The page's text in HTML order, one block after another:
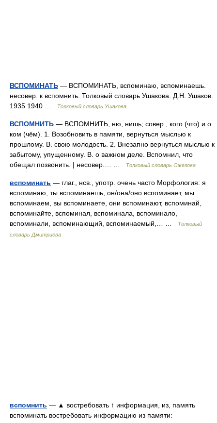
ВСПОМИНАТЬ — ВСПОМИНАТЬ, вспоминаю, вспоминаешь.
несовер. к вспомнить. Толковый словарь Ушакова. Д.Н. Ушаков.
1935 1940 …
Толковый словарь Ушакова
ВСПОМНИТЬ — ВСПОМНИТЬ, ню, нишь; совер., кого (что) и о
ком (чём). 1. Возобновить в памяти, вернуться мыслью к
прошлому. В. свою молодость. 2. Внезапно вернуться мыслью к
забытому, упущенному. В. о важном деле. Вспомнил, что
обещал позвонить. | несовер.… …
Толковый словарь Ожегова
вспоминать — глаг., нсв., употр. очень часто Морфология: я
вспоминаю, ты вспоминаешь, он/она/оно вспоминает, мы
вспоминаем, вы вспоминаете, они вспоминают, вспоминай,
вспоминайте, вспоминал, вспоминала, вспоминало,
вспоминали, вспоминающий, вспоминаемый,… …
Толковый
словарь Дмитриева
вспомнить — ▲ востребовать ↑ информация, из, память
вспоминать востребовать информацию из памяти: